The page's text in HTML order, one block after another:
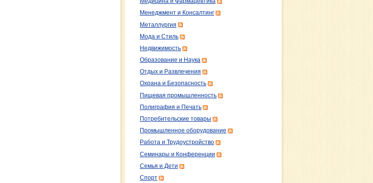
Менеджмент и Консалтинг
Металлургия
Мода и Стиль
Недвижимость
Образование и Наука
Отдых и Развлечения
Охрана и Безопасность
Пищевая промышленность
Полиграфия и Печать
Потребительские товары
Промышленное оборудование
Работа и Трудоустройство
Семинары и Конференции
Семья и Дети
Спорт